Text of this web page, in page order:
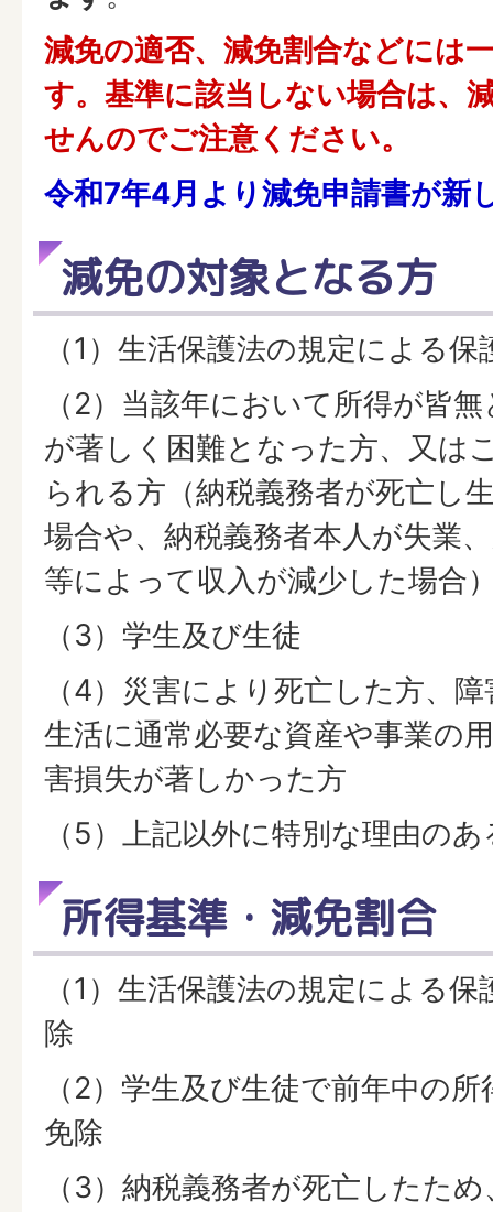
減免の適否、減免割合などには
す。基準に該当しない場合は、
せんのでご注意ください。
令和7年4月より減免申請書が新
減免の対象となる方
（1）生活保護法の規定による
（2）当該年において所得が皆
が著しく困難となった方、又は
られる方（納税義務者が死亡し
場合や、納税義務者本人が失業
等によって収入が減少した場合
（3）学生及び生徒
（4）災害により死亡した方、
生活に通常必要な資産や事業の
害損失が著しかった方
（5）上記以外に特別な理由の
所得基準・減免割合
（1）生活保護法の規定による
除
（2）学生及び生徒で前年中の
免除
（3）納税義務者が死亡したた